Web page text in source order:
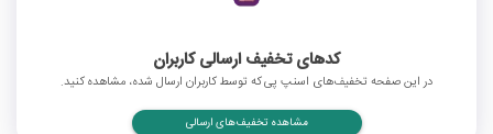
کدهای تخفیف ارسالی کاربران
در این صفحه تخفیف‌های اسنپ پی که توسط کاربران ارسال شده، مشاهده کنید.
مشاهده تخفیف‌های ارسالی